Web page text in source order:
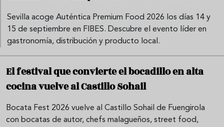
Sevilla acoge Auténtica Premium Food 2026 los días 14 y
15 de septiembre en FIBES. Descubre el evento líder en
gastronomía, distribución y producto local.
El festival que convierte el bocadillo en alta
cocina vuelve al Castillo Sohail
Bocata Fest 2026 vuelve al Castillo Sohail de Fuengirola
con bocatas de autor, chefs malagueños, street food,